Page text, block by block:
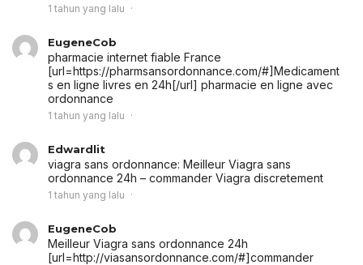
1 tahun yang lalu
EugeneCob
pharmacie internet fiable France
[url=https://pharmsansordonnance.com/#]Medicament
s en ligne livres en 24h[/url] pharmacie en ligne avec
ordonnance
1 tahun yang lalu
Edwardlit
viagra sans ordonnance: Meilleur Viagra sans
ordonnance 24h – commander Viagra discretement
1 tahun yang lalu
EugeneCob
Meilleur Viagra sans ordonnance 24h
[url=http://viasansordonnance.com/#]commander